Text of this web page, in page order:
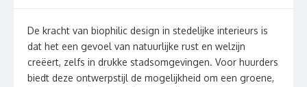
De kracht van biophilic design in stedelijke interieurs is
dat het een gevoel van natuurlijke rust en welzijn
creëert, zelfs in drukke stadsomgevingen. Voor huurders
biedt deze ontwerpstijl de mogelijkheid om een groene,